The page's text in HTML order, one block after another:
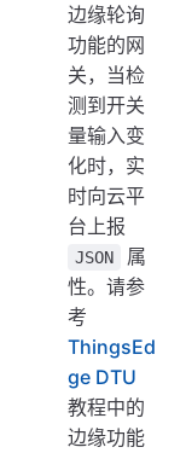
边缘轮询
功能的网
关，当检
测到开关
量输入变
化时，实
时向云平
台上报
JSON
属
性。请参
考
ThingsEd
ge DTU
教程中的
边缘功能